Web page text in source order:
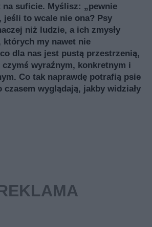
na suficie. Myślisz: „pewnie
to wcale nie ona? Psy
niż ludzie, a ich zmysły
których my nawet nie
dla nas jest pustą przestrzenią,
czymś wyraźnym, konkretnym i
Co tak naprawdę potrafią psie
czasem wyglądają, jakby widziały